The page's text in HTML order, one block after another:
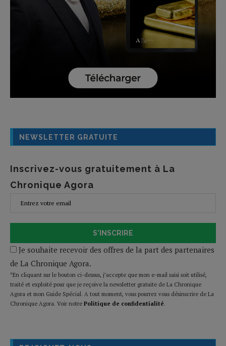
NEWSLETTER GRATUITE
Inscrivez-vous gratuitement à La
Chronique Agora
S'INSCRIRE
Je souhaite recevoir des offres de la part des partenaires
de La Chronique Agora.
*En cliquant sur le bouton ci-dessus, j’accepte que mon e-mail saisi soit utilisé,
traité et exploité pour que je reçoive la newsletter gratuite de La Chronique
Agora et mon Guide Spécial. A tout moment, vous pourrez vous désinscrire de La
Chronique Agora. Voir notre Politique de confidentialité.